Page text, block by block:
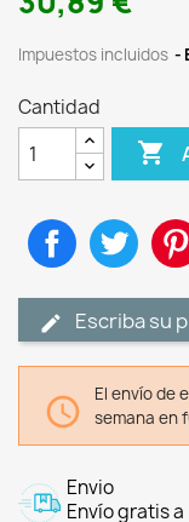
Impuestos incluidos
Cantidad

Compartir
Escriba su

El envío de
semana en
Envio
Envío gratis